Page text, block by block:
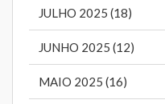
JULHO 2025 (18)
JUNHO 2025 (12)
MAIO 2025 (16)